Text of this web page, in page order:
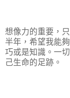
想像力的重要，
半年，希望我能
巧或是知識。一
己生命的足跡。